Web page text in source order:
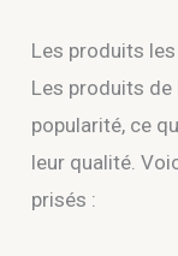
Les produits
Les produits
popularité, ce
leur qualité.
prisés :